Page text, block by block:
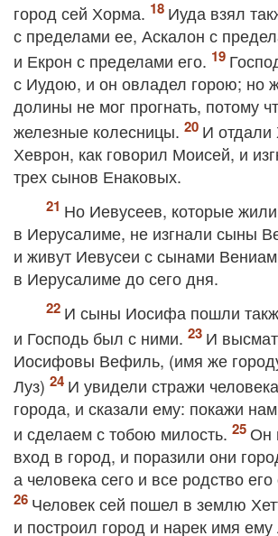
город сей Хорма.
Иуда взял
с пределами ее, Аскалон с
и Екрон с пределами его.
с Иудою, и он овладел горою; но
долины не мог прогнать, потому
железные колесницы.
И отдали
Хеврон, как говорил Моисей, и
трех сынов Енаковых.
Но Иевусеев, которые жили
в Иерусалиме, не изгнали сыны
и живут Иевусеи с сынами
в Иерусалиме до сего дня.
И сыны Иосифа пошли
и Господь был с ними.
И
Иосифовы Вефиль, (имя же
Луз)
И увидели стражи
города, и сказали ему: покажи
и сделаем с тобою милость.
Он
вход в город, и поразили они
а человека сего и все родство его
Человек сей пошел в землю
и построил город и нарек имя